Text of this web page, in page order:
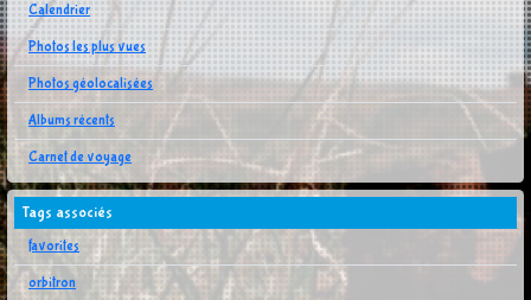
Calendrier
Photos les plus vues
Photos géolocalisées
Albums récents
Carnet de voyage
Tags associés
favorites
orbitron